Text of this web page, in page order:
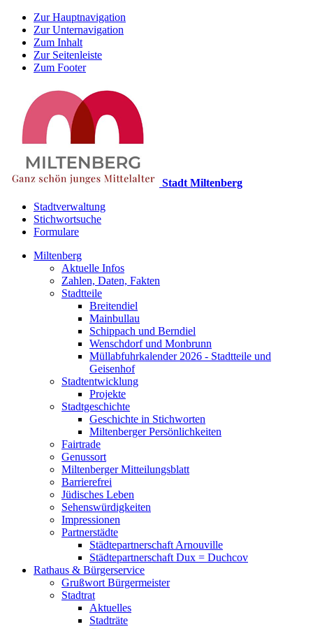
Zur Hauptnavigation
Zur Unternavigation
Zum Inhalt
Zur Seitenleiste
Zum Footer
Stadt Miltenberg
Stadtverwaltung
Stichwortsuche
Formulare
Miltenberg
Aktuelle Infos
Zahlen, Daten, Fakten
Stadtteile
Breitendiel
Mainbullau
Schippach und Berndiel
Wenschdorf und Monbrunn
Müllabfuhrkalender 2026 - Stadtteile und
Geisenhof
Stadtentwicklung
Projekte
Stadtgeschichte
Geschichte in Stichworten
Miltenberger Persönlichkeiten
Fairtrade
Genussort
Miltenberger Mitteilungsblatt
Barrierefrei
Jüdisches Leben
Sehenswürdigkeiten
Impressionen
Partnerstädte
Städtepartnerschaft Arnouville
Städtepartnerschaft Dux = Duchcov
Rathaus & Bürgerservice
Grußwort Bürgermeister
Stadtrat
Aktuelles
Stadträte